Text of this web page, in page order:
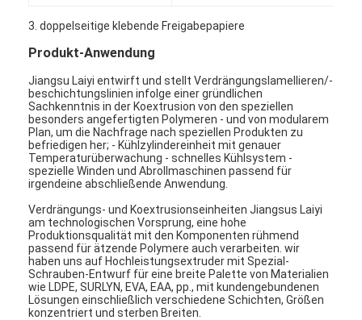
Haus
Produkte
Über uns
3. doppelseitige klebende Freigabepapiere
Produkt-Anwendung
Jiangsu Laiyi entwirft und stellt Verdrängungslamellieren/-
beschichtungslinien infolge einer gründlichen
Sachkenntnis in der Koextrusion von den speziellen
besonders angefertigten Polymeren - und von modularem
Plan, um die Nachfrage nach speziellen Produkten zu
befriedigen her; - Kühlzylindereinheit mit genauer
Temperaturüberwachung - schnelles Kühlsystem -
spezielle Winden und Abrollmaschinen passend für
irgendeine abschließende Anwendung.
Verdrängungs- und Koextrusionseinheiten Jiangsus Laiyi
am technologischen Vorsprung, eine hohe
Produktionsqualität mit den Komponenten rühmend
passend für ätzende Polymere auch verarbeiten. wir
haben uns auf Hochleistungsextruder mit Spezial-
Schrauben-Entwurf für eine breite Palette von Materialien
wie LDPE, SURLYN, EVA, EAA, pp., mit kundengebundenen
Lösungen einschließlich verschiedene Schichten, Größen
konzentriert und sterben Breiten.